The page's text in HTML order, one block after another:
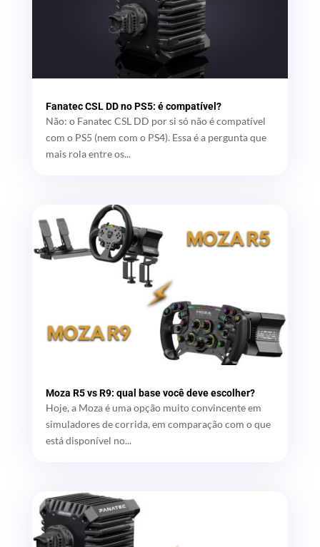
Fanatec CSL DD no PS5: é compatível?
Não: o Fanatec CSL DD por si só não é compatível
com o PS5 (nem com o PS4). Essa é a pergunta que
mais rola entre os...
Moza R5 vs R9: qual base você deve escolher?
Hoje, a Moza é uma opção muito convincente em
simuladores de corrida, em comparação com o que
está disponível no...